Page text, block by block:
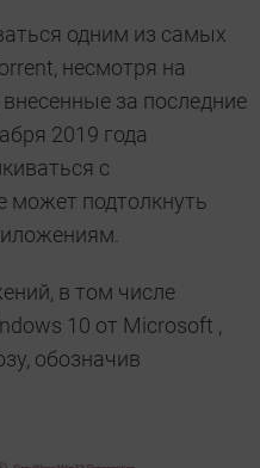
одним из самых
несмотря на
за последние
2019 года
с
может подтолкнуть
в том числе
10 от Microsoft ,
обозначив